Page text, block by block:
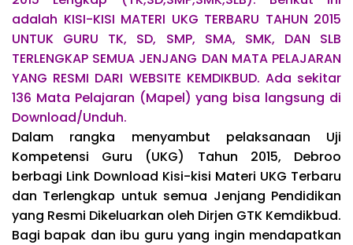
adalah KISI-KISI MATERI UKG TERBARU TAHUN 2015
UNTUK GURU TK, SD, SMP, SMA, SMK, DAN SLB
TERLENGKAP SEMUA JENJANG DAN MATA PELAJARAN
YANG RESMI DARI WEBSITE KEMDIKBUD. Ada sekitar
136 Mata Pelajaran (Mapel) yang bisa langsung di
Download/Unduh.
Dalam rangka menyambut pelaksanaan Uji
Kompetensi Guru (UKG) Tahun 2015, Debroo
berbagi Link Download Kisi-kisi Materi UKG Terbaru
dan Terlengkap untuk semua Jenjang Pendidikan
yang Resmi Dikeluarkan oleh Dirjen GTK Kemdikbud.
Bagi bapak dan ibu guru yang ingin mendapatkan